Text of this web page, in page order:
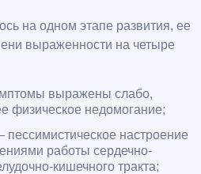
на одном этапе развития, ее
выраженности на четыре
выражены слабо,
физическое недомогание;
настроение
работы сердечно-
кишечного тракта;